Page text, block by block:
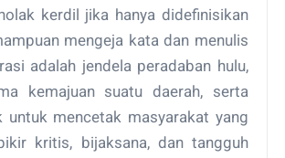
kerdil jika hanya didefinisikan
mengeja kata dan menulis
adalah jendela peradaban hulu,
kemajuan suatu daerah, serta
untuk mencetak masyarakat yang
kritis, bijaksana, dan tangguh